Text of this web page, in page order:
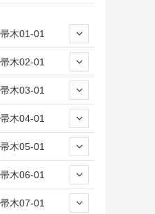
木01-01
木02-01
木03-01
木04-01
木05-01
木06-01
木07-01